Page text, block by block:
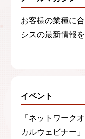
お客様の業種に
シスの最新情報
イベント
「ネットワーク
カルウェビナー